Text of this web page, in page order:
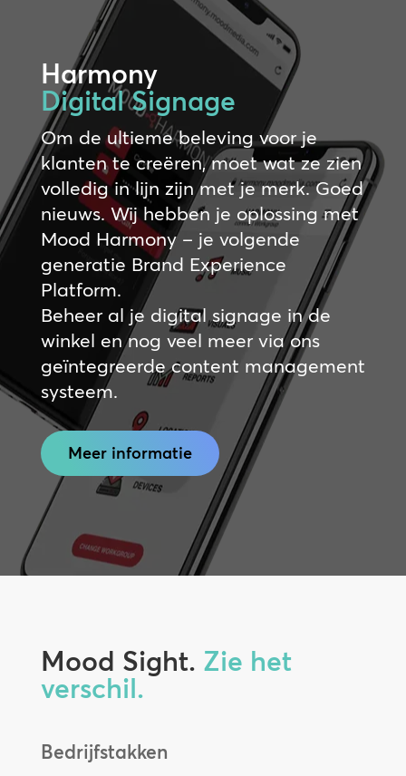
Harmony
Digital Signage
Om de ultieme beleving voor je
klanten te creëren, moet wat ze zien
volledig in lijn zijn met je merk. Goed
nieuws. Wij hebben je oplossing met
Mood Harmony – je volgende
generatie Brand Experience
Platform.
Beheer al je digital signage in de
winkel en nog veel meer via ons
geïntegreerde content management
systeem.
Meer informatie
Mood Sight. Zie het
verschil.
Bedrijfstakken